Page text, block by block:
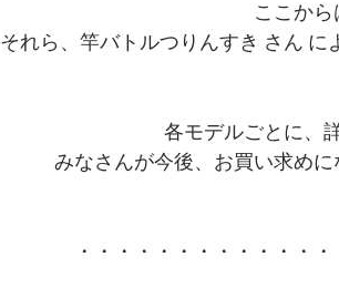
ここか
それら、竿バトルつりんすき さん
各モデルごとに、
みなさんが今後、お買い求め
・・・・・・・・・・・・